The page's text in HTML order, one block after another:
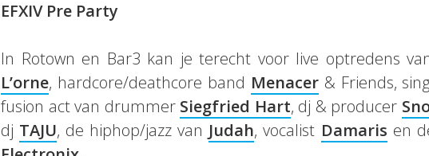
EFXIV Pre Party
In Rotown en Bar3 kan je terecht voor live optredens
L’orne, hardcore/deathcore band Menacer& Friends,
fusion act van drummer Siegfried Hart, dj & producer
dj TAJU, de hiphop/jazz van Judah, vocalist Damaris en